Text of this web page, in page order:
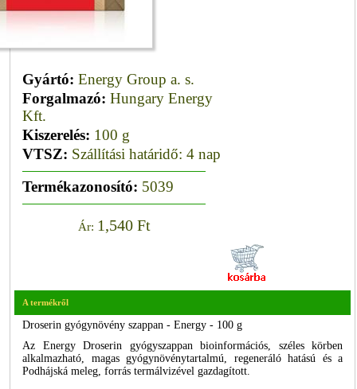
Gyártó: Energy Group a. s.
Forgalmazó: Hungary Energy
Kft.
Kiszerelés: 100 g
VTSZ: Szállítási határidő: 4 nap
Termékazonosító: 5039
Ár: 1,540 Ft
A termékről
Droserin gyógynövény szappan - Energy - 100 g
Az Energy Droserin gyógyszappan bioinformációs, széles körben
alkalmazható, magas gyógynövénytartalmú, regeneráló hatású és a
Podhájská meleg, forrás termálvizével gazdagított.